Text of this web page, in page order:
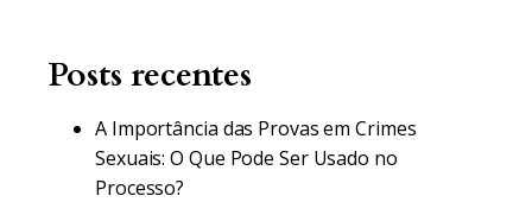
Posts recentes
A Importância das Provas em Crimes
Sexuais: O Que Pode Ser Usado no
Processo?